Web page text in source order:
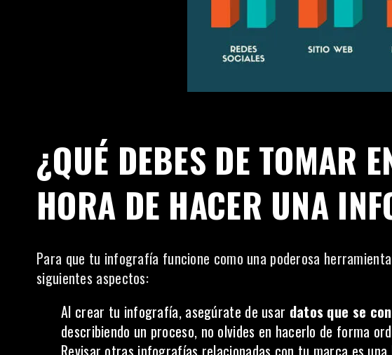
¿QUÉ DEBES DE TOMAR
HORA DE HACER UNA
Para que tu infografía funcione como una poderosa
siguientes aspectos:
Al crear tu infografía, asegúrate de usar datos que se
describiendo un proceso, no olvides en hacerlo de forma
Revisar otras infografías relacionadas con tu marca es